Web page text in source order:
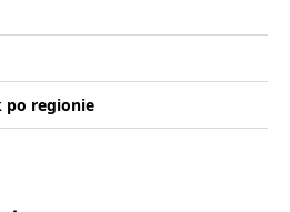
po regionie